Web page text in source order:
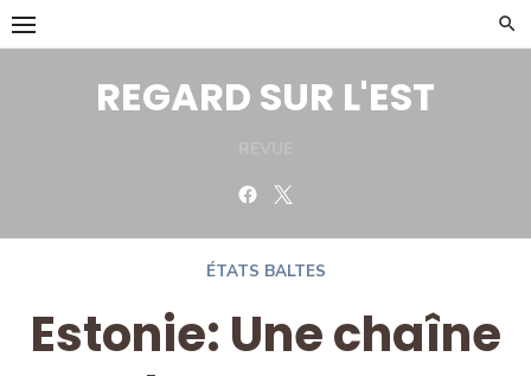
Skip
to
REGARD SUR L'EST
Facebook
ÉTATS BALTES
Estonie: Une chaîne